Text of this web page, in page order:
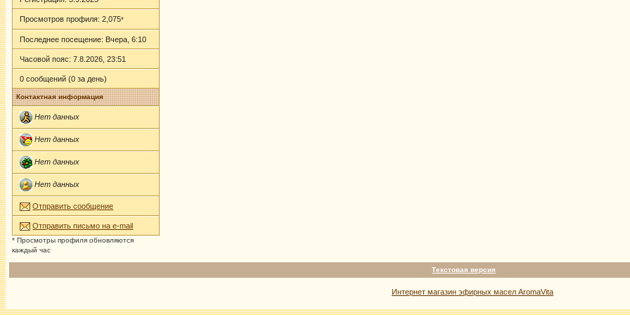
Просмотров профиля: 2,075*
Последнее посещение: Вчера, 6:10
Часовой пояс: 7.8.2026, 23:51
0 сообщений (0 за день)
Контактная информация
Нет данных
Нет данных
Нет данных
Нет данных
Отправить сообщение
Отправить письмо на e-mail
* Просмотры профиля обновляются
каждый час
Текстовая версия
Интернет магазин эфирных масел AromaVita